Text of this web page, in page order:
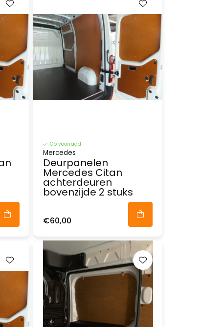
Op voorraad
Mercedes
Deurpanelen
Mercedes Citan
achterdeuren
bovenzijde 2 stuks
€60,00